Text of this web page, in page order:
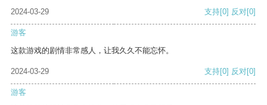
2024-03-29 支持[0] 反对[0]
游客
这款游戏的剧情非常感人，让我久久不能忘怀。
2024-03-29 支持[0] 反对[0]
游客